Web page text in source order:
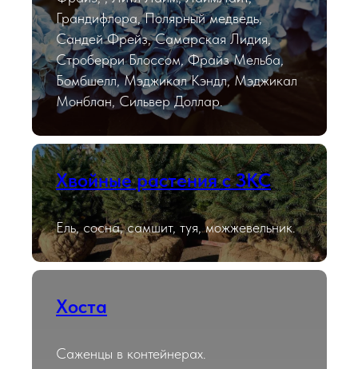
Грандифлора, Полярный медведь,
Сандей Фрейз, Самарская Лидия,
Строберри Блоссом, Фрайз Мельба,
Бомбшелл, Мэджикал Кэндл, Мэджикал
Монблан, Сильвер Доллар.
Хвойные растения с ЗКС
Ель, сосна, самшит, туя, можжевельник.
Хоста
Саженцы в контейнерах.